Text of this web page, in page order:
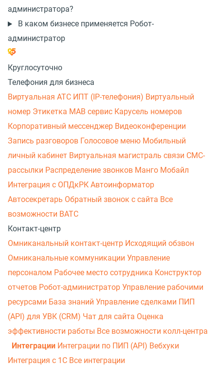
администратора?
В каком бизнесе применяется Робот-
администратор
Круглосуточно
Телефония для бизнеса
Виртуальная АТС ИПТ (IP-телефония) Виртуальный
номер Этикетка МАВ сервис Карусель номеров
Корпоративный мессенджер Видеоконференции
Запись разговоров Голосовое меню Мобильный
личный кабинет Виртуальная магистраль связи СМС-
рассылки Распределение звонков Манго Мобайл
Интеграция с ОПДкРК Автоинформатор
Автосекретарь Обратный звонок с сайта Все
возможности ВАТС
Контакт-центр
Омниканальный контакт-центр Исходящий обзвон
Омниканальные коммуникации Управление
персоналом Рабочее место сотрудника Конструктор
отчетов Робот-администратор Управление рабочими
ресурсами База знаний Управление сделками ПИП
(API) для УВК (CRM) Чат для сайта Оценка
эффективности работы Все возможности колл-центра
Интеграции Интеграции по ПИП (API) Вебхуки
Интеграция с 1С Все интеграции